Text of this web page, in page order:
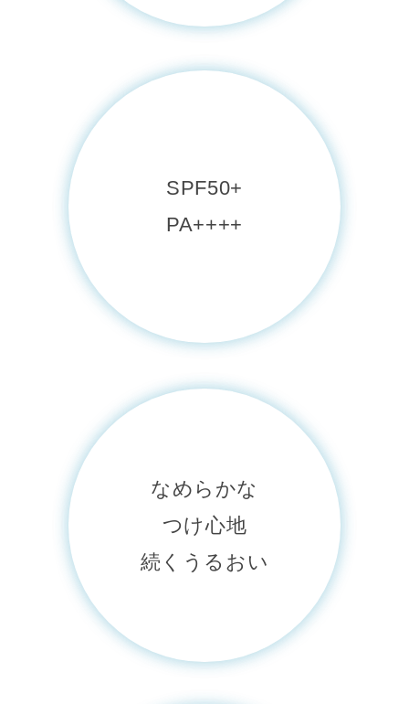
SPF50+
PA++++
なめらかな
つけ心地
続くうるおい